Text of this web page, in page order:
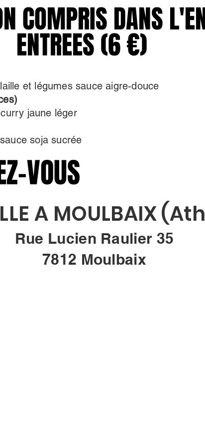
- NON COMPRIS
ENTREES (6 €)
- NON COMPRIS
ENTREES (6 €)
et légumes sauce aigre-douce
jaune léger
soja sucrée
VOUS
VOUS
A MOULBAIX
Rue Lucien Raulier 35
7812 Moulbaix